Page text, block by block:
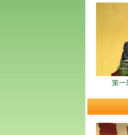
第一